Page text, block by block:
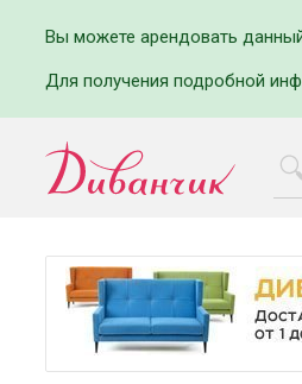
Вы можете арендовать
Для получения подробной